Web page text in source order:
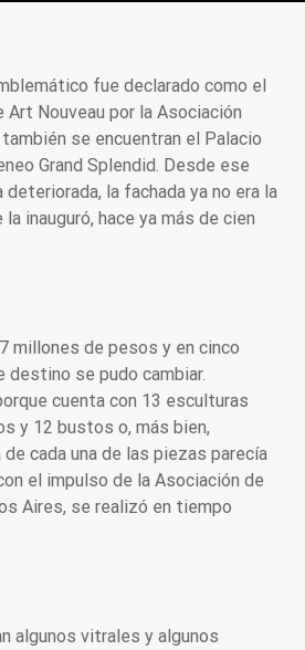
fue declarado como el
Nouveau por la Asociación
se encuentran el Palacio
Grand Splendid. Desde ese
la fachada ya no era la
inauguró, hace ya más de cien
millones de pesos y en cinco
se pudo cambiar.
cuenta con 13 esculturas
y 12 bustos o, más bien,
de cada una de las piezas parecía
el impulso de la Asociación de
Aires, se realizó en tiempo
algunos vitrales y algunos